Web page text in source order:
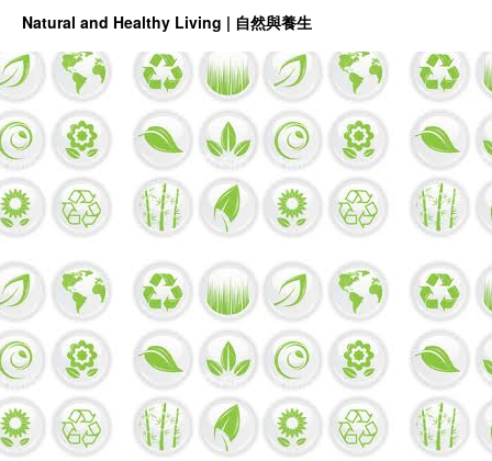
Natural and Healthy Living | 自然與養生